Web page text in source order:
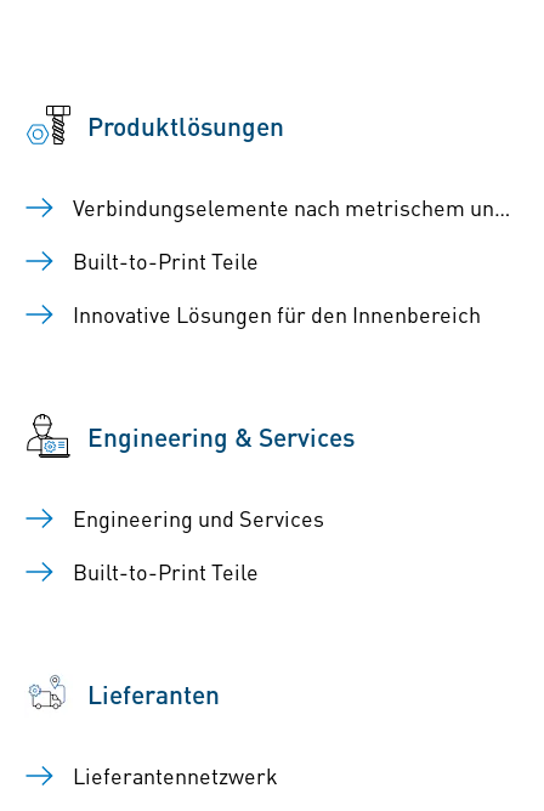
Produktlösungen
Verbindungselemente nach metrischem und imperialem System
Built-to-Print Teile
Innovative Lösungen für den Innenbereich
Engineering & Services
Engineering und Services
Built-to-Print Teile
Lieferanten
Lieferantennetzwerk